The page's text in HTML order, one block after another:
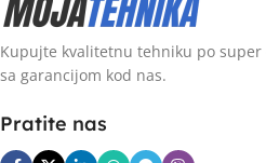
Kupujte kvalitetnu tehniku po super
sa garancijom kod nas.
Pratite nas